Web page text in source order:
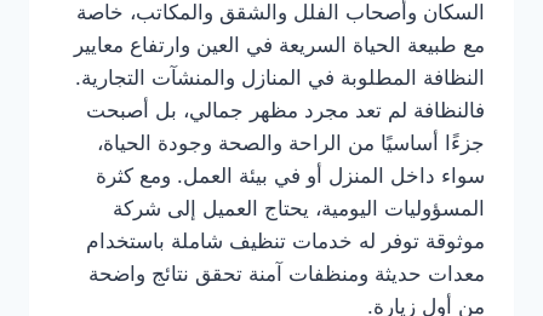
السكان وأصحاب الفلل والشقق والمكاتب، خاصة
مع طبيعة الحياة السريعة في العين وارتفاع معايير
النظافة المطلوبة في المنازل والمنشآت التجارية.
فالنظافة لم تعد مجرد مظهر جمالي، بل أصبحت
جزءًا أساسيًا من الراحة والصحة وجودة الحياة،
سواء داخل المنزل أو في بيئة العمل. ومع كثرة
المسؤوليات اليومية، يحتاج العميل إلى شركة
موثوقة توفر له خدمات تنظيف شاملة باستخدام
معدات حديثة ومنظفات آمنة تحقق نتائج واضحة
من أول زيارة.